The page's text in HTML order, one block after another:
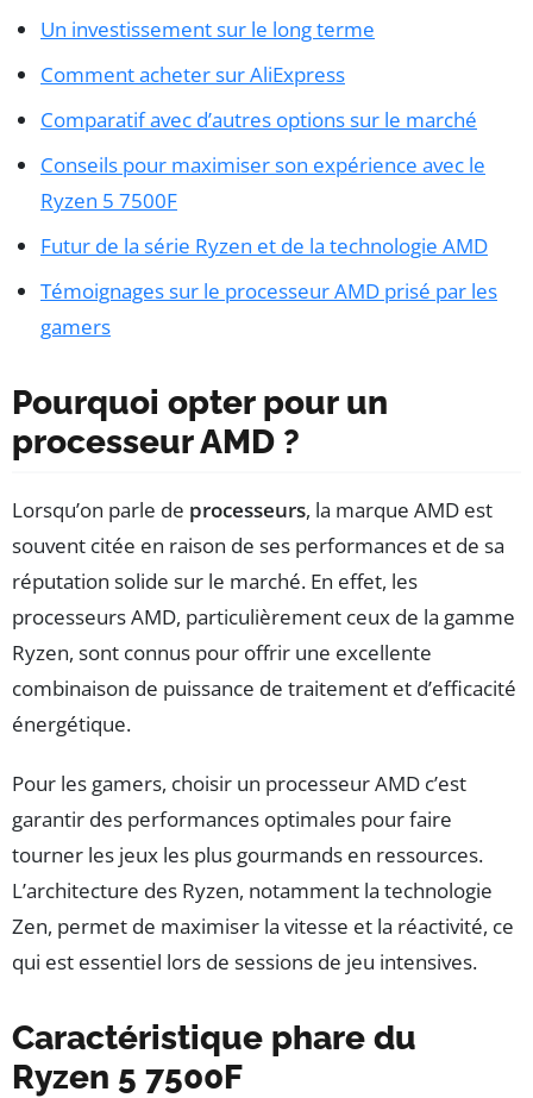
Un investissement sur le long terme
Comment acheter sur AliExpress
Comparatif avec d’autres options sur le marché
Conseils pour maximiser son expérience avec le
Ryzen 5 7500F
Futur de la série Ryzen et de la technologie AMD
Témoignages sur le processeur AMD prisé par les
gamers
Pourquoi opter pour un
processeur AMD ?
Lorsqu’on parle de processeurs, la marque AMD est
souvent citée en raison de ses performances et de sa
réputation solide sur le marché. En effet, les
processeurs AMD, particulièrement ceux de la gamme
Ryzen, sont connus pour offrir une excellente
combinaison de puissance de traitement et d’efficacité
énergétique.
Pour les gamers, choisir un processeur AMD c’est
garantir des performances optimales pour faire
tourner les jeux les plus gourmands en ressources.
L’architecture des Ryzen, notamment la technologie
Zen, permet de maximiser la vitesse et la réactivité, ce
qui est essentiel lors de sessions de jeu intensives.
Caractéristique phare du
Ryzen 5 7500F